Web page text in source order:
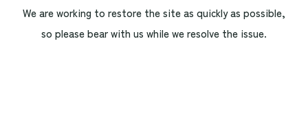
We are working to restore the site as quickly as possible,
so please bear with us while we resolve the issue.